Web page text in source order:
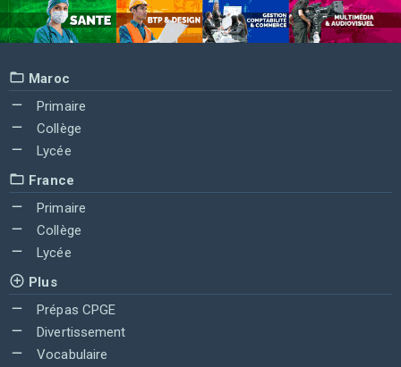
Maroc
Primaire
Collège
Lycée
France
Primaire
Collège
Lycée
Plus
Prépas CPGE
Divertissement
Vocabulaire